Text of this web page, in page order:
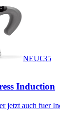
NEU€35
Induction
jetzt auch fuer